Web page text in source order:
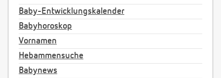
Baby-Entwicklungskalender
Babyhoroskop
Vornamen
Hebammensuche
Babynews